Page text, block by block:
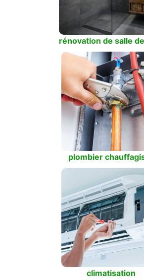
rénovation de salle
plombier
climatisation